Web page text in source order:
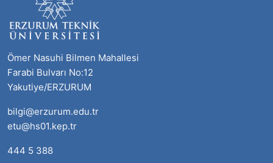
Ömer Nasuhi Bilmen Mahallesi
Farabi Bulvarı No:12
Yakutiye/ERZURUM
bilgi@erzurum.edu.tr
etu@hs01.kep.tr
444 5 388